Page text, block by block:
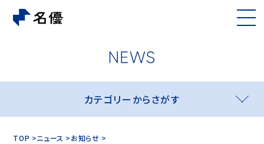
カテゴリーからさがす
TOP ニュース
お知らせ